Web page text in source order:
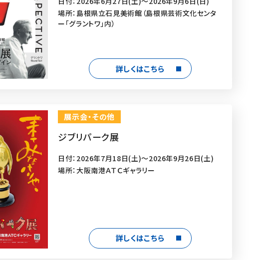
場所：島根県立石見美術館（島根県芸術文化センタ
ー「グラントワ」内）
詳しくはこちら
展示会・その他
ジブリパーク展
日付：2026年7月18日(土)～2026年9月26日(土)
場所：大阪南港ＡＴＣギャラリー
詳しくはこちら